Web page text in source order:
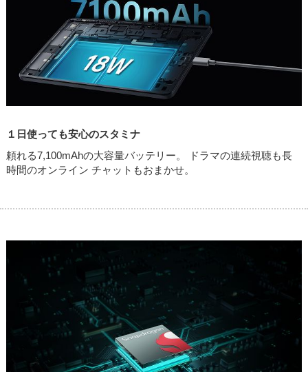
１日使っても安心のスタミナ
頼れる7,100mAhの大容量バッテリー。 ドラマの連続視聴も長
時間のオンライン チャットもおまかせ。